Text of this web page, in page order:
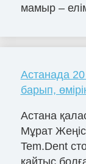
мамыр –
Астанада 20
барып,
Астана
Мұрат
Tem.Dent
қайтыс